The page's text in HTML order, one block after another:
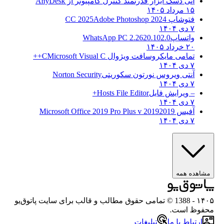
۱۵ مرداد ۱۴۰۵
فتوشاپ CC 2025 Adobe Photoshop 2024
۷ دی ۱۴۰۴
واتساپWhatsApp PC 2.2620.102.0
۲۰ خرداد ۱۴۰۵
تمامی مایکروسافت ویژوال C Microsoft Visual C++
۷ دی ۱۴۰۴
آنتی ویروس نورتون سکوریتیNorton Security
۷ دی ۱۴۰۴
– ویرایش فایلHosts File Editor+
۷ دی ۱۴۰۴
آفیس 2019 2019 Microsoft Office 2019 Pro Plus v
۷ دی ۱۴۰۴
مشاهده همه
۱۴۰۵
- 1388 © تمامی حقوق مطالب و قالب برای سایت پاتوق‌یو
محفوظ است.
ارتباط با ما
تبلیغات